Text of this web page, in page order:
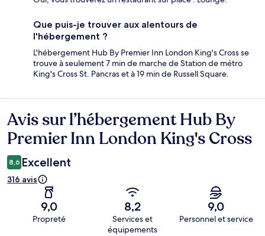
Que puis-je trouver aux alentours de
l'hébergement ?
L'hébergement Hub By Premier Inn London King's Cross se
trouve à seulement 7 min de marche de Station de métro
King's Cross St. Pancras et à 19 min de Russell Square.
Avis
Avis sur l’hébergement Hub By
Premier Inn London King's Cross
8,6 Excellent
316 avis
9,0
Propreté
8,2
Services et
équipements
9,0
Personnel et service